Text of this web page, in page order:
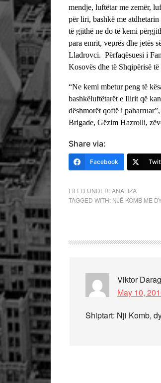
mendje, luftëtar me zemër,
për liri, bashkë me
të gjithë ne do të kemi
para emrit, veprës dhe jetës
Lladrovci. Përfaqësuesi i
Kosovës dhe të Shqipërisë
“Ne kemi mbetur peng të
bashkëluftëtarët e Ilirit që
dëshmorët qoftë i
Brigade, Gëzim Hazrolli,
Share via:
Facebook
FILED UNDER:ANALIZA
TAGGED WITH: NJË KOMB ME
Viktor
May 10,
Shiptart: Nji Komb,